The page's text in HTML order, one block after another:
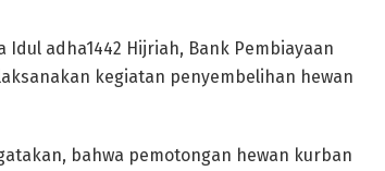
Idul adha1442 Hijriah, Bank Pembiayaan
kegiatan penyembelihan hewan
bahwa pemotongan hewan kurban